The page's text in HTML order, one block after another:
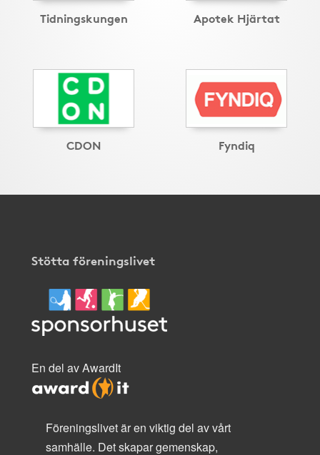
Tidningskungen Apotek Hjärtat
CDON Fyndiq
Stötta föreningslivet
En del av AwardIt
Föreningslivet är en viktig del av vårt
samhälle. Det skapar gemenskap,